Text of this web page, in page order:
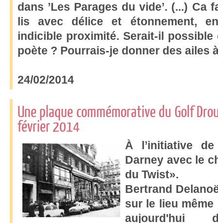
dans ’Les Parages du vide’. (...)
lis avec délice et étonnement,
indicible proximité. Serait-il
poète ? Pourrais-je donner des ailes
24/02/2014
Une plaque commémorative du Golf
février 2014
À l’initiative
Darney avec le
du Twist».
Bertrand
sur le lieu
aujourd'hui